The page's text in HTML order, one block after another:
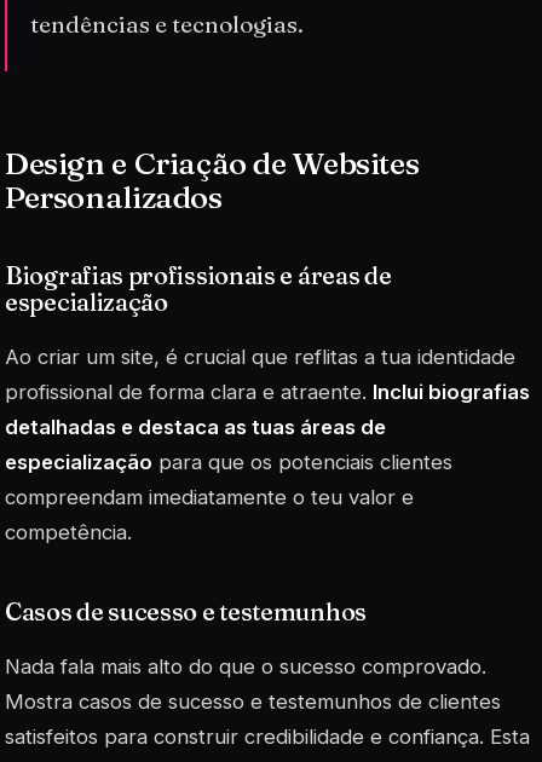
tendências e tecnologias.
Design e Criação de Websites
Personalizados
Biografias profissionais e áreas de
especialização
Ao criar um site, é crucial que reflitas a tua identidade
profissional de forma clara e atraente. Inclui biografias
detalhadas e destaca as tuas áreas de
especialização para que os potenciais clientes
compreendam imediatamente o teu valor e
competência.
Casos de sucesso e testemunhos
Nada fala mais alto do que o sucesso comprovado.
Mostra casos de sucesso e testemunhos de clientes
satisfeitos para construir credibilidade e confiança. Esta